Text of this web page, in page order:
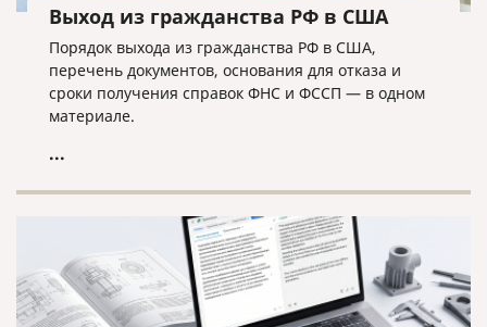
Выход из гражданства РФ в США
Порядок выхода из гражданства РФ в США,
перечень документов, основания для отказа и
сроки получения справок ФНС и ФССП — в одном
материале.
...